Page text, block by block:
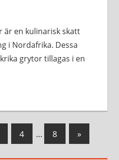
är en kulinarisk skatt
i Nordafrika. Dessa
grytor tillagas i en
4 … 8
Nästa
inlägg
»